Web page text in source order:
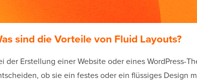
sind die Vorteile von Fluid Layouts?
der Erstellung einer Website oder eines WordPress-
ob sie ein festes oder ein flüssiges Design